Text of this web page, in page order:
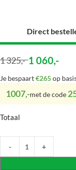
Direct
1 325,- 1 060,-
Je bespaart€265op
1007,-met de code
Totaal